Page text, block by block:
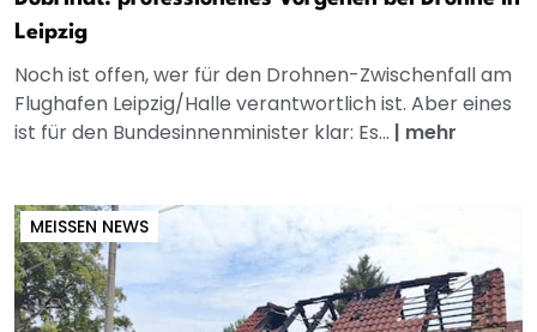
Leipzig
Noch ist offen, wer für den Drohnen-Zwischenfall am
Flughafen Leipzig/Halle verantwortlich ist. Aber eines
ist für den Bundesinnenminister klar: Es... | mehr
MEISSEN NEWS